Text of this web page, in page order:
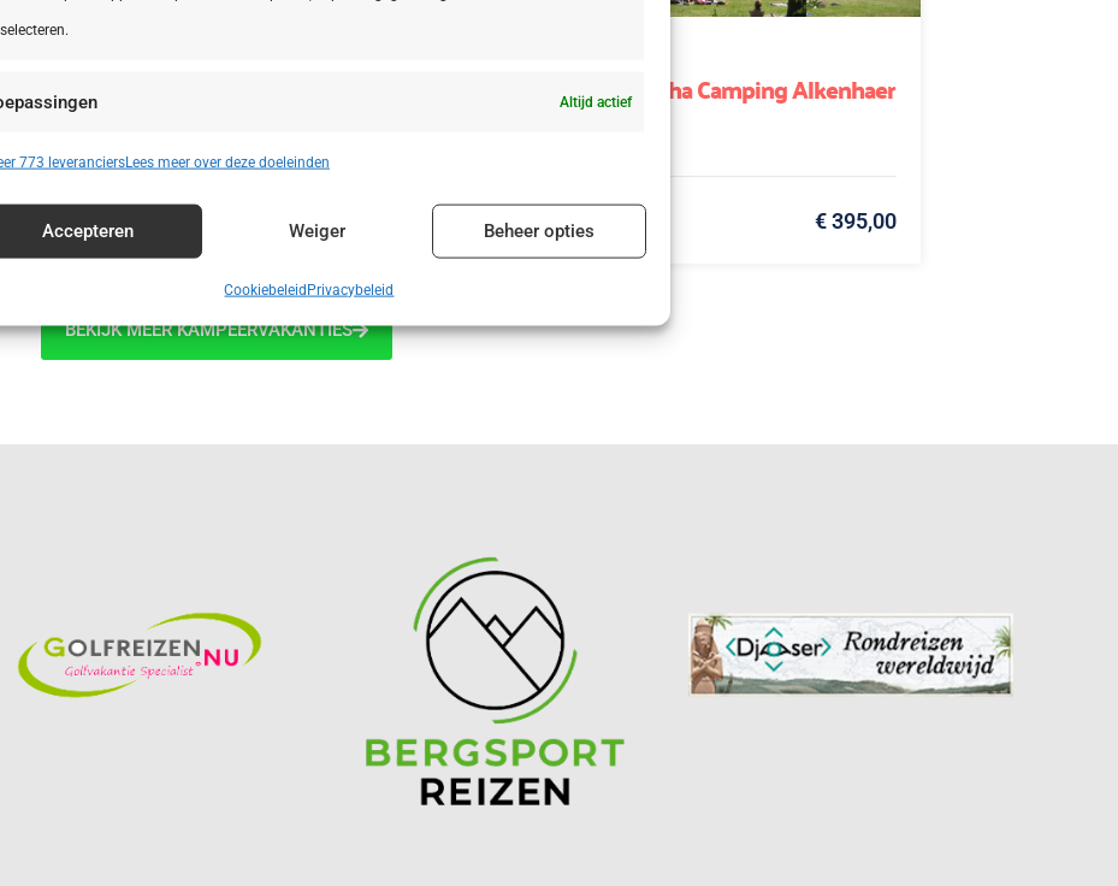
Altijd actief
en content leveren en tonen. Altijd actief
773 leveranciersLees meer over deze doeleinden
Accepteren Weiger Beheer opties
CookiebeleidPrivacybeleid
Le Marche San Costanzo Camping Mar y
Sierra
€ 415,00
Friesland Appelscha Camping Alkenhaer
€ 395,00
BEKIJK MEER KAMPEERVAKANTIES